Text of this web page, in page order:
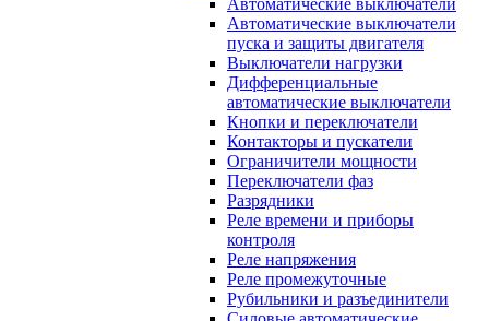
Автоматические выключатели
Автоматические выключатели
пуска и защиты двигателя
Выключатели нагрузки
Дифференциальные
автоматические выключатели
Кнопки и переключатели
Контакторы и пускатели
Ограничители мощности
Переключатели фаз
Разрядники
Реле времени и приборы
контроля
Реле напряжения
Реле промежуточные
Рубильники и разъединители